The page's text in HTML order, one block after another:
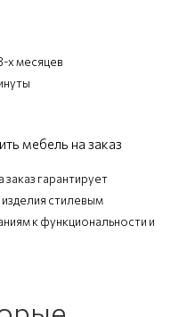
х месяцев
мебель на заказ
гарантирует
стилевым
к функциональности и